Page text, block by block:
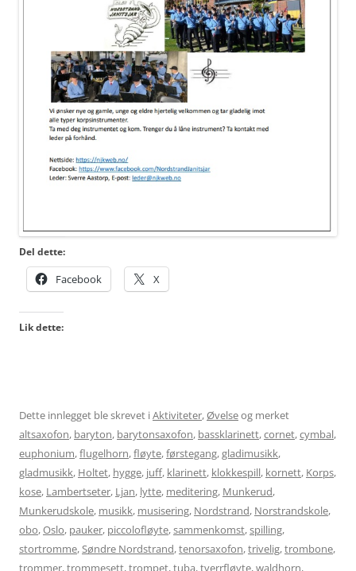
Del dette:
Facebook X
Lik dette:
Dette innlegget ble skrevet iAktiviteter,Øvelseog merket
altsaxofon, baryton, barytonsaxofon, bassklarinett,cornet,cymbal,
euphonium,flugelhorn,fløyte,førstegang,gladimusikk,
gladmusikk, Holtet, hygge, juff, klarinett, klokkespill, kornett, Korps,
kose, Lambertseter, Ljan, lytte, meditering, Munkerud,
Munkerudskole, musikk, musisering, Nordstrand, Norstrandskole,
obo,Oslo, pauker, piccolofløyte,sammenkomst,spilling,
stortromme,Søndre Nordstrand,tenorsaxofon,trivelig,trombone,
trommer,trommesett,trompet,tuba,tverrfløyte,waldhorn,